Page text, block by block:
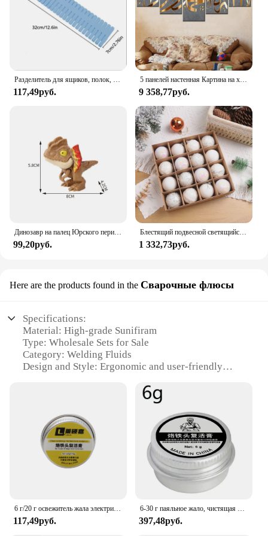
117,49руб.
5 панелей настенная Картина на холсте Мусульманский Коран ислам настенное искусство HD плакаты домашний декор картины для гостиной декоративные картины
9 358,77руб.
99,20руб.
Блестящий подвесной светящийся фотоэлемент 6/8 см, украшение для рождественской елки, подвесной шар
1 332,73руб.
Here are the products found in the Сварочные флюсы
Specifications:
Material: High-grade Sunifiram
Type: Wholesale Sets for Sale
Category: Welding Fluids
Design and Style: Ergonomic and user-friendly
Performance and Property: High-efficiency cooling
Parts and Accessories: Comprehensive sets with
multiple sizes
Features:
**Elevate Your Welding Experience**
Discover the pinnacle of welding fluid excellence
renowned for its high-grade materials and
exceptional performance. Designed with the
117,49руб. 397,48руб.